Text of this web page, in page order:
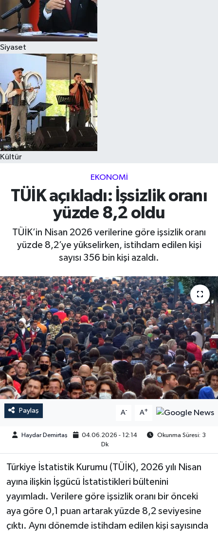
Siyaset
Kültür
EKONOMI
TÜİK açıkladı: İşsizlik oranı
yüzde 8,2 oldu
TÜİK’in Nisan 2026 verilerine göre işsizlik oranı
yüzde 8,2’ye yükselirken, istihdam edilen kişi
sayısı 356 bin kişi azaldı.
Paylaş A- A+
Haydar Demirtaş 04.06.2026 - 12:14
Okunma Süresi: 3
Dk
​​​​​Türkiye İstatistik Kurumu (TÜİK), 2026 yılı Nisan
ayına ilişkin İşgücü İstatistikleri bültenini
yayımladı. Verilere göre işsizlik oranı bir önceki
aya göre 0,1 puan artarak yüzde 8,2 seviyesine
çıktı. Aynı dönemde istihdam edilen kişi sayısında